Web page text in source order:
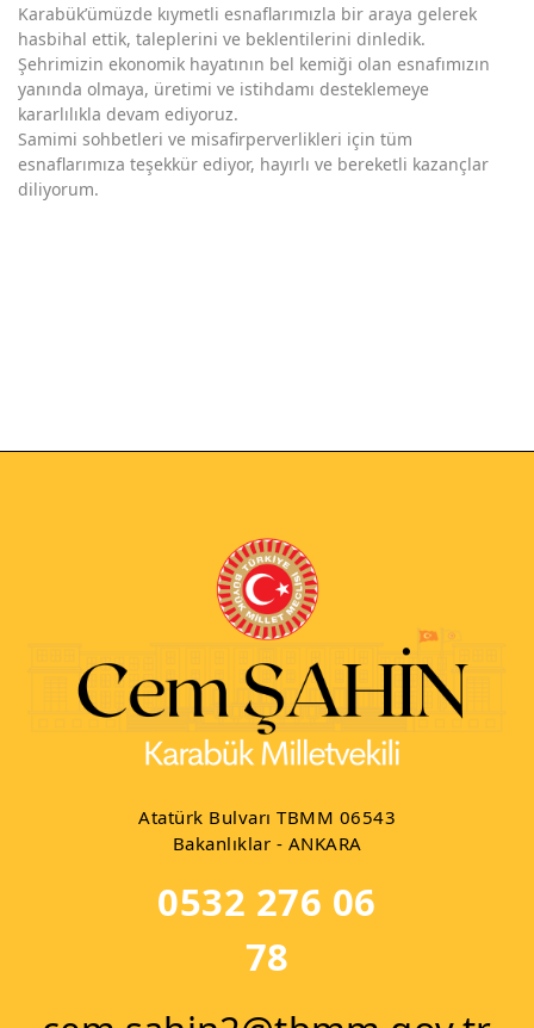
Karabük’ümüzde kıymetli esnaflarımızla bir araya gelerek
hasbihal ettik, taleplerini ve beklentilerini dinledik.
Şehrimizin ekonomik hayatının bel kemiği olan esnafımızın
yanında olmaya, üretimi ve istihdamı desteklemeye
kararlılıkla devam ediyoruz.
Samimi sohbetleri ve misafirperverlikleri için tüm
esnaflarımıza teşekkür ediyor, hayırlı ve bereketli kazançlar
diliyorum.
Atatürk Bulvarı TBMM 06543
Bakanlıklar - ANKARA
0532 276 06
78